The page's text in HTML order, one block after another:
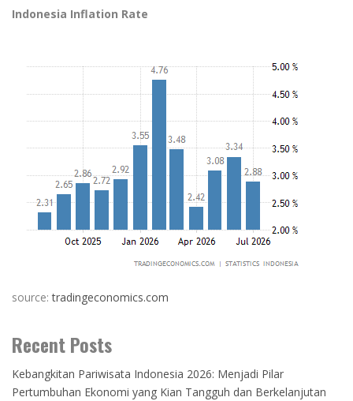
Indonesia Inflation Rate
source:tradingeconomics.com
Recent Posts
Kebangkitan Pariwisata Indonesia 2026: Menjadi Pilar
Pertumbuhan Ekonomi yang Kian Tangguh dan Berkelanjutan